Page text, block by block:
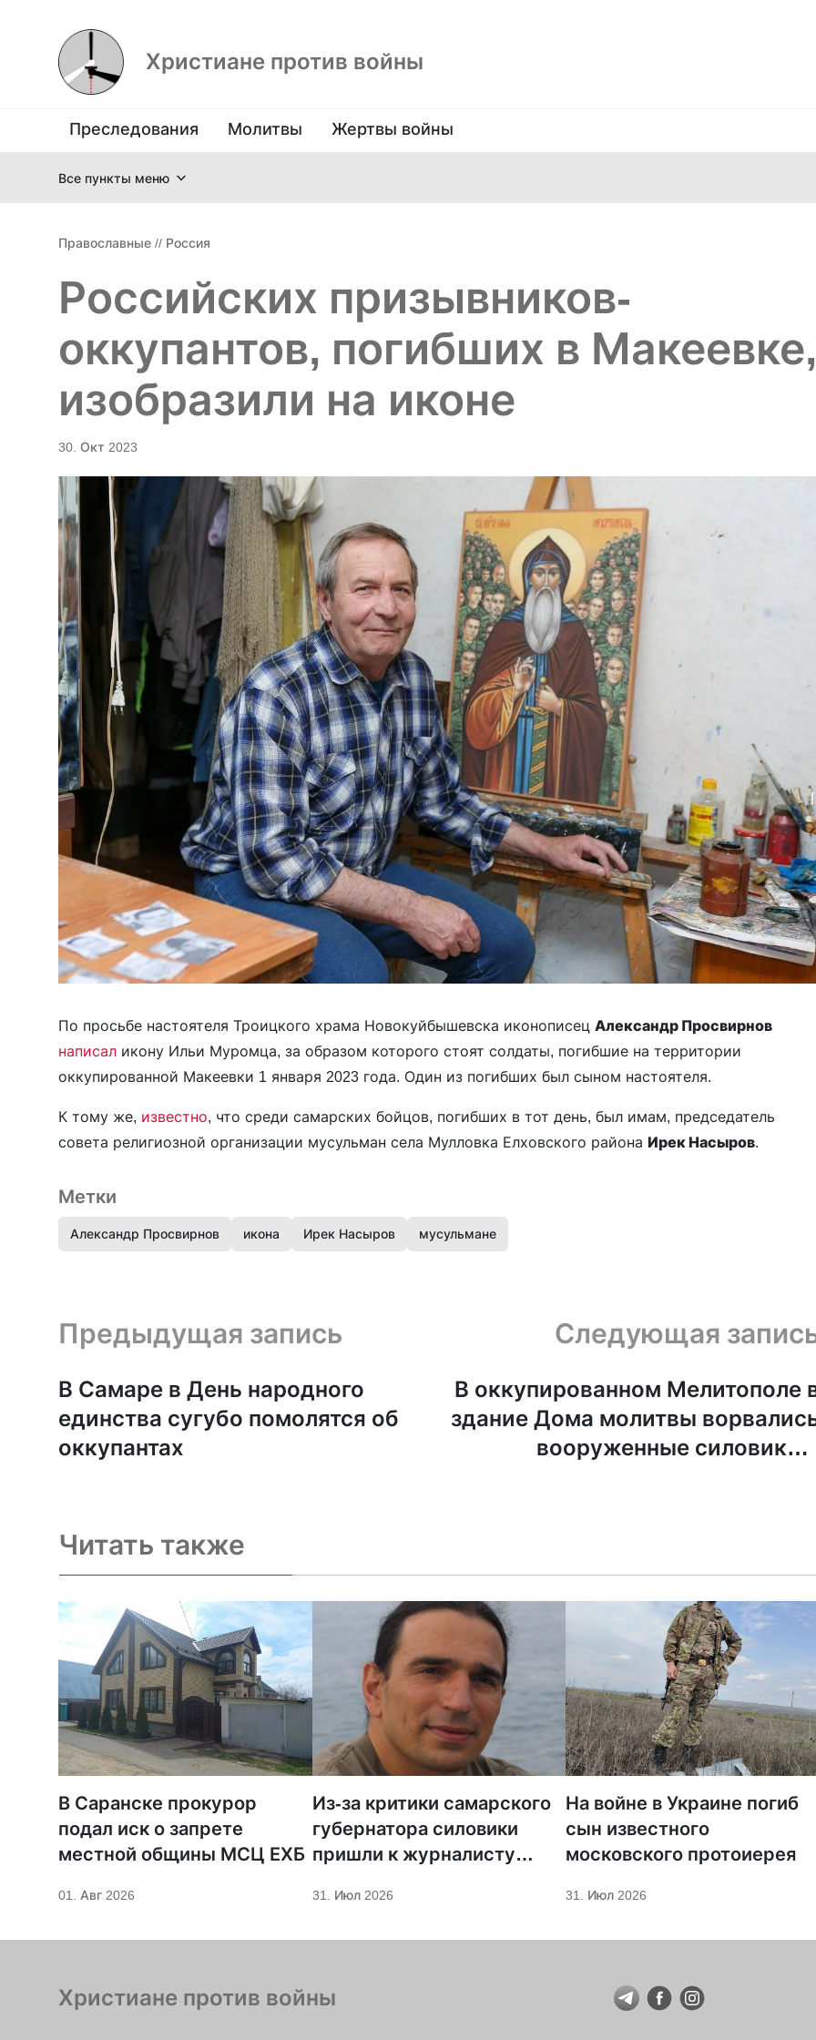
Христиане против войны
Преследования Молитвы Жертвы войны
Все пункты меню
Православные // Россия
Российских призывников-
оккупантов, погибших в Макеевке,
изобразили на иконе
30. Окт 2023
По просьбе настоятеля Троицкого храма Новокуйбышевска иконописец Александр Просвирнов
написал икону Ильи Муромца, за образом которого стоят солдаты, погибшие на территории
оккупированной Макеевки 1 января 2023 года. Один из погибших был сыном настоятеля.
К тому же, известно, что среди самарских бойцов, погибших в тот день, был имам, председатель
совета религиозной организации мусульман села Мулловка Елховского района Ирек Насыров.
Метки
Александр Просвирнов икона Ирек Насыров мусульмане
Предыдущая запись и следующая запись
Предыдущая запись
В Самаре в День народного
единства сугубо помолятся об
оккупантах
Следующая
В оккупированном Мелитополе
здание Дома молитвы
вооруженные силовики и
Читать также
В Саранске прокурор
подал иск о запрете
местной общины МСЦ ЕХБ
01. Авг 2026
Из-за критики самарского
губернатора силовики
пришли к журналисту
31. Июл 2026
На войне в Украине погиб
сын известного
московского протоиерея
31. Июл 2026
Христиане против войны